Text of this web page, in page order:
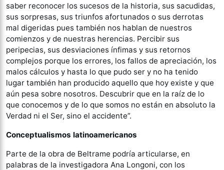
saber reconocer los sucesos de la historia, sus sacudidas,
sus sorpresas, sus triunfos afortunados o sus derrotas
mal digeridas pues también nos hablan de nuestros
comienzos y de nuestras herencias. Percibir sus
peripecias, sus desviaciones ínfimas y sus retornos
complejos porque los errores, los fallos de apreciación, los
malos cálculos y hasta lo que pudo ser y no ha tenido
lugar también han producido aquello que hoy existe y que
aún pesa sobre nosotros. Descubrir que en la raíz de lo
que conocemos y de lo que somos no están en absoluto la
Verdad ni el Ser, sino el accidente”.
Conceptualismos latinoamericanos
Parte de la obra de Beltrame podría articularse, en
palabras de la investigadora Ana Longoni, con los